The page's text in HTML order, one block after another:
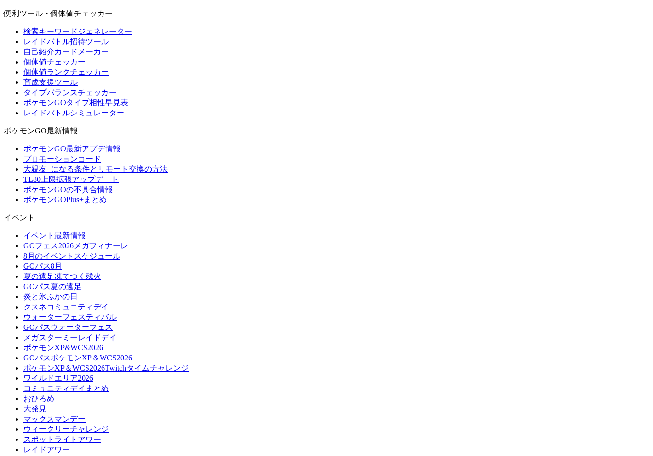
便利ツール・個体値チェッカー
検索キーワードジェネレーター
レイドバトル招待ツール
自己紹介カードメーカー
個体値チェッカー
個体値ランクチェッカー
育成支援ツール
タイプバランスチェッカー
ポケモンGOタイプ相性早見表
レイドバトルシミュレーター
ポケモンGO最新情報
ポケモンGO最新アプデ情報
プロモーションコード
大親友+になる条件とリモート交換の方法
TL80上限拡張アップデート
ポケモンGOの不具合情報
ポケモンGOPlus+まとめ
イベント
イベント最新情報
GOフェス2026メガフィナーレ
8月のイベントスケジュール
GOパス8月
夏の遠足凍てつく残火
GOパス夏の遠足
炎と氷ふかの日
クスネコミュニティデイ
ウォーターフェスティバル
GOパスウォーターフェス
メガスターミーレイドデイ
ポケモンXP&WCS2026
GOパスポケモンXP＆WCS2026
ポケモンXP＆WCS2026Twitchタイムチャレンジ
ワイルドエリア2026
コミュニティデイまとめ
おひろめ
大発見
マックスマンデー
ウィークリーチャレンジ
スポットライトアワー
レイドアワー